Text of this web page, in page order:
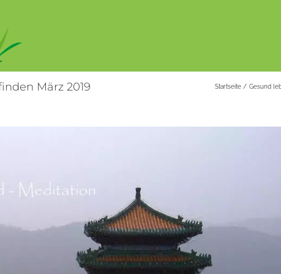
März 2019 Startseite Gesund